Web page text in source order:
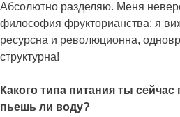
Абсолютно разделяю. Меня
философия фрукторианства: я
ресурсна и революционна,
структурна!
Какого типа питания ты
пьешь ли воду?